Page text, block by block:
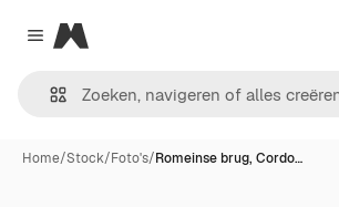
Close menu
Magnific
Home/Stock/Foto's/Romeinse brug, Cordo…